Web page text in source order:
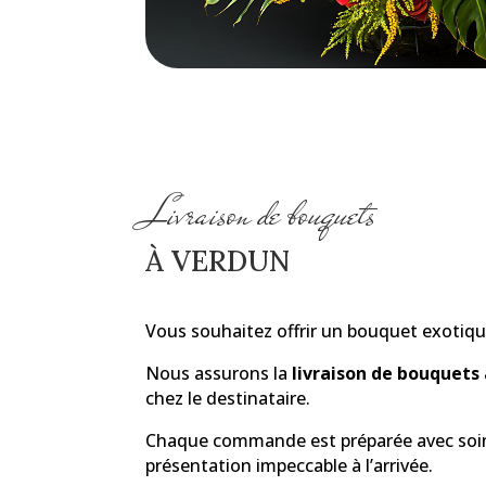
Livraison de bouquets
À VERDUN
Vous souhaitez offrir un bouquet
Nous assurons la livraison de bouquets
chez le destinataire.
Chaque commande est préparée avec
présentation impeccable à l’arrivée.